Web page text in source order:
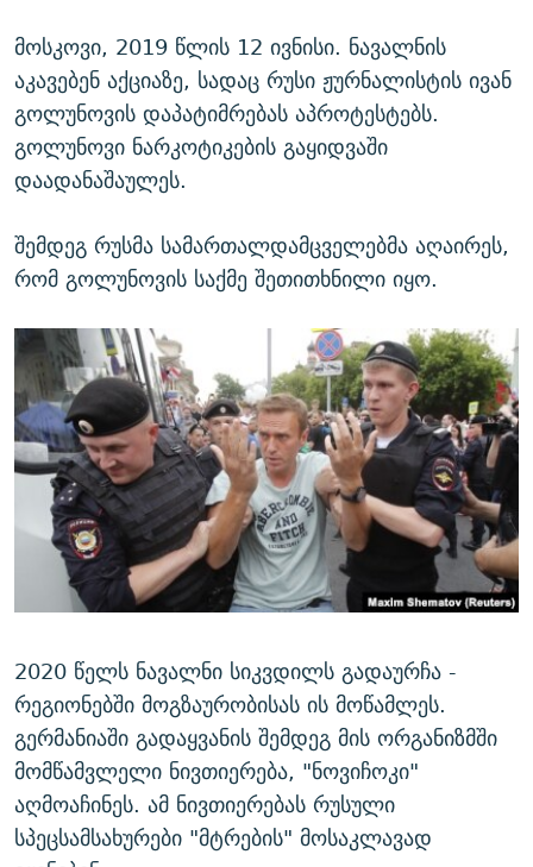
მოსკოვი, 2019 წლის 12 ივნისი. ნავალნის
აკავებენ აქციაზე, სადაც რუსი ჟურნალისტის ივან
გოლუნოვის დაპატიმრებას აპროტესტებს.
გოლუნოვი ნარკოტიკების გაყიდვაში
დაადანაშაულეს.
შემდეგ რუსმა სამართალდამცველებმა აღაირეს,
რომ გოლუნოვის საქმე შეთითხნილი იყო.
2020 წელს ნავალნი სიკვდილს გადაურჩა -
რეგიონებში მოგზაურობისას ის მოწამლეს.
გერმანიაში გადაყვანის შემდეგ მის ორგანიზმში
მომწამვლელი ნივთიერება, "ნოვიჩოკი"
აღმოაჩინეს. ამ ნივთიერებას რუსული
სპეცსამსახურები "მტრების" მოსაკლავად